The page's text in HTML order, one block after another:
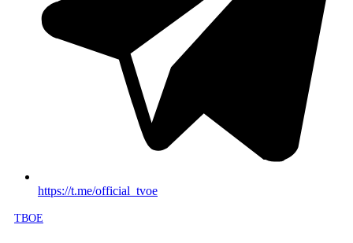
https://t.me/official_tvoe
ТВОЕ